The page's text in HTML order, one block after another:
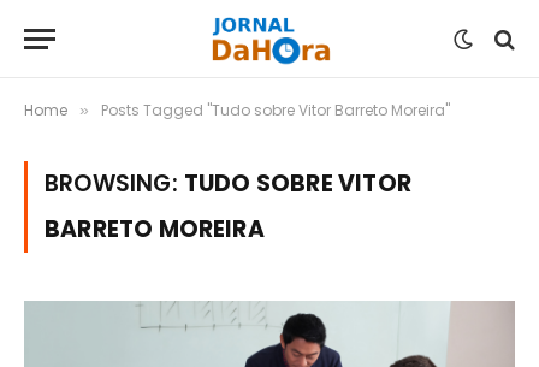
Home » Posts Tagged "Tudo sobre Vitor Barreto Moreira"
BROWSING: TUDO SOBRE VITOR
BARRETO MOREIRA